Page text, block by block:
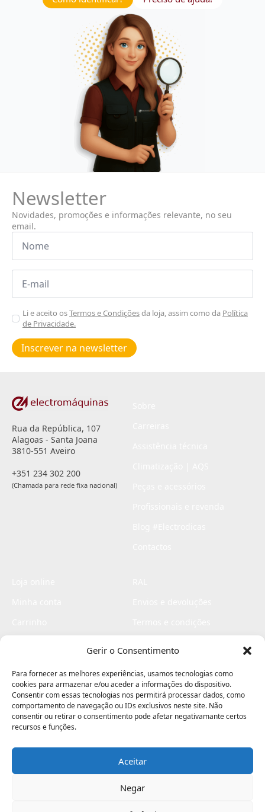
Gerir o Consentimento
Para fornecer as melhores experiências, usamos tecnologias como
cookies para armazenar e/ou aceder a informações do dispositivo.
Consentir com essas tecnologias nos permitirá processar dados, como
comportamento de navegação ou IDs exclusivos neste site. Não
consentir ou retirar o consentimento pode afetar negativamante certos
recursos e funções.
Aceitar
Negar
Newsletter
Novidades, promoções e informações relevante, no seu
email.
Nome
Email
Aceitar
Poiticas
de
privacidade
Li e aceito osTermos e Condiçõesda loja, assim como da Política
de Privacidade.
Inscrever na newsletter
Rua da República, 107
Alagoas - Santa Joana
3810-551 Aveiro
+351 234 302 200
(Chamada para rede fixa nacional)
Livro de elogios
Electromaquinas ©2026
contágio - agência criativa